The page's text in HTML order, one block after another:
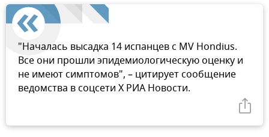
"Началась высадка 14 испанцев с MV Hondius.
Все они прошли эпидемиологическую оценку и
не имеют симптомов", – цитирует сообщение
ведомства в соцсети X РИА Новости.